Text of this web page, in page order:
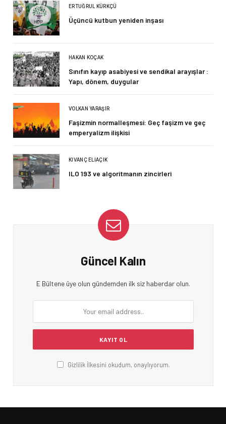
ERTUĞRUL KÜRKÇÜ
Üçüncü kutbun yeniden inşası
HAKAN KOÇAK
Sınıfın kayıp asabiyesi ve sendikal arayışlar :
Yapı, dönem, duygular
VOLKAN YARAŞIR
Faşizmin normalleşmesi: Geç faşizm ve geç
emperyalizm ilişkisi
KIVANÇ ELIAÇIK
ILO 193 ve algoritmanın zincirleri
Güncel Kalın
E Bültene üye olun gündemden ilk siz haberdar olun.
Gizlilik İlkesini okudum, onaylıyorum.